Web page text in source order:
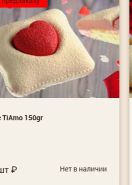
TiAmo 150gr
Нет в наличии